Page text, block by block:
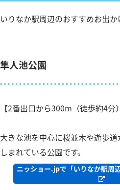
ニッショー.jpで「いりなか駅周
いりなか駅周辺のおすすめお出か
隼人池公園
【2番出口から300m（徒歩約4分
大きな池を中心に桜並木や遊歩
しまれている公園です。
ウォーキングや散歩を楽しめる
り過ごせるスポットとして人気